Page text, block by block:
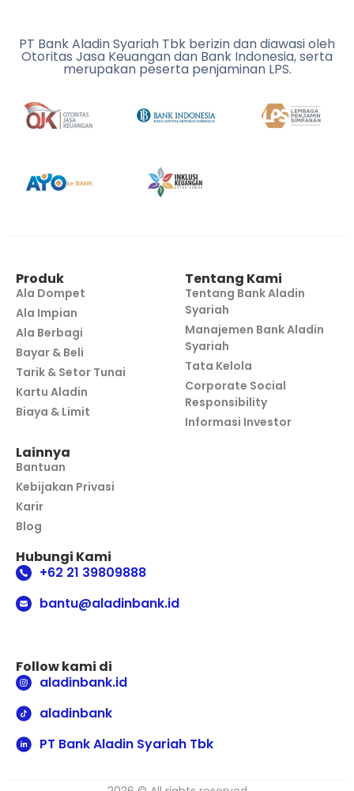
PT Bank Aladin Syariah Tbk berizin dan diawasi oleh
Otoritas Jasa Keuangan dan Bank Indonesia, serta
merupakan peserta penjaminan LPS.
Produk
Ala Dompet
Ala Impian
Ala Berbagi
Bayar & Beli
Tarik & Setor Tunai
Kartu Aladin
Biaya & Limit
Tentang Kami
Tentang Bank Aladin
Syariah
Manajemen Bank Aladin
Syariah
Tata Kelola
Corporate Social
Responsibility
Informasi Investor
Lainnya
Bantuan
Kebijakan Privasi
Karir
Blog
Hubungi Kami
+62 21 39809888
bantu@aladinbank.id
Follow kami di
aladinbank.id
aladinbank
PT Bank Aladin Syariah Tbk